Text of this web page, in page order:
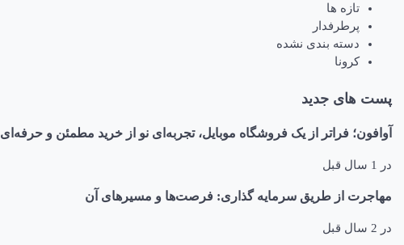
تازه ها
پرطرفدار
دسته بندی نشده
کرونا
پست های جدید
آوافون؛ فراتر از یک فروشگاه موبایل، تجربه‌ای نو از خرید مطمئن و حرفه‌ای
در 1 سال قبل
مهاجرت از طریق سرمایه گذاری: فرصت‌ها و مسیرهای آن
در 2 سال قبل